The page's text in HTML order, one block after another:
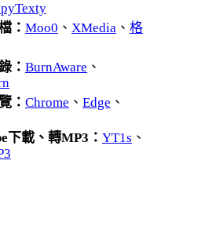
： Moo0 、 XMedia 、 格
： BurnAware 、
： Chrome 、 Edge 、
下載、轉MP3： YT1s 、